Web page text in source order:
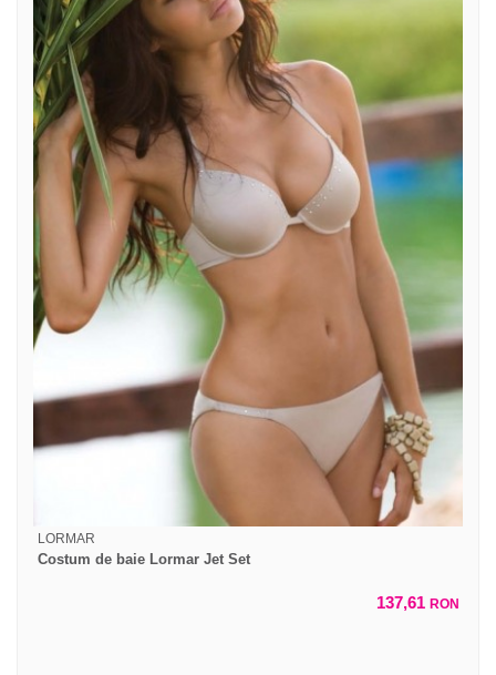
LORMAR
Costum de baie Lormar Jet Set
137,61 RON